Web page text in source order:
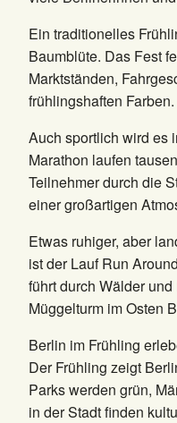
Ein traditionelles
Baumblüte. Das Fest
Marktständen,
frühlingshaften Farben.
Auch sportlich wird es
Marathon laufen
Teilnehmer durch die
einer großartigen
Etwas ruhiger, aber
ist der Lauf Run
führt durch Wälder
Müggelturm im Osten
Berlin im Frühling
Der Frühling zeigt
Parks werden grün,
in der Stadt finden